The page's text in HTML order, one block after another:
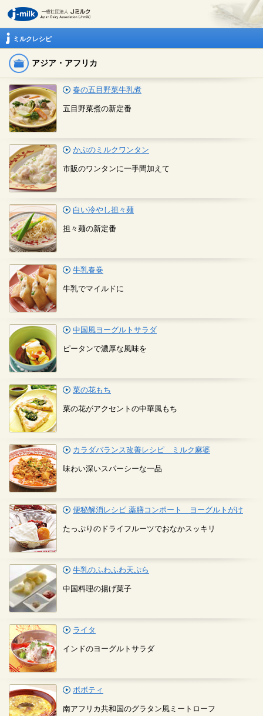
ミルクレシピ
アジア・アフリカ
春の五目野菜牛乳煮
五目野菜煮の新定番
かぶのミルクワンタン
市販のワンタンに一手間加えて
白い冷やし担々麺
担々麺の新定番
牛乳春巻
牛乳でマイルドに
中国風ヨーグルトサラダ
ピータンで濃厚な風味を
菜の花もち
菜の花がアクセントの中華風もち
カラダバランス改善レシピ ミルク麻婆
味わい深いスパーシーな一品
便秘解消レシピ 薬膳コンポート ヨーグルトがけ
たっぷりのドライフルーツでおなかスッキリ
牛乳のふわふわ天ぷら
中国料理の揚げ菓子
ライタ
インドのヨーグルトサラダ
ボボティ
南アフリカ共和国のグラタン風ミートローフ